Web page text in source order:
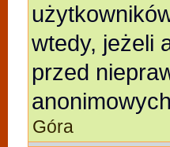
wtedy, jeżeli
przed
Góra